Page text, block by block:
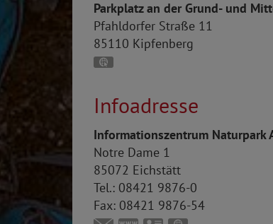
Parkplatz an der Grund- und
Pfahldorfer Straße 11
85110 Kipfenberg
Infoadresse
Informationszentrum Naturpark
Notre Dame 1
85072 Eichstätt
Tel.: 08421 9876-0
Fax: 08421 9876-54